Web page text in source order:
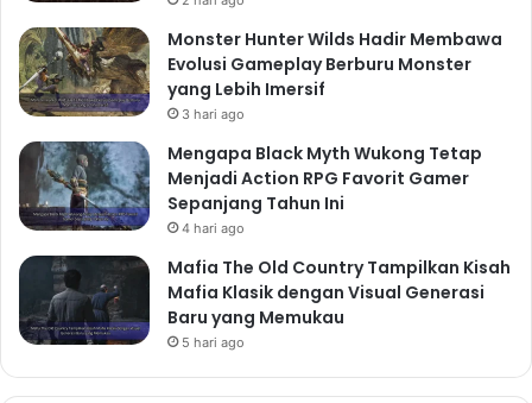
Monster Hunter Wilds Hadir Membawa
Evolusi Gameplay Berburu Monster
yang Lebih Imersif
3 hari ago
Mengapa Black Myth Wukong Tetap
Menjadi Action RPG Favorit Gamer
Sepanjang Tahun Ini
4 hari ago
Mafia The Old Country Tampilkan Kisah
Mafia Klasik dengan Visual Generasi
Baru yang Memukau
5 hari ago